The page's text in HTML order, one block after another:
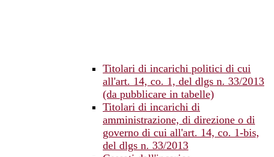
Titolari di incarichi politici di cui
all'art. 14, co. 1, del dlgs n. 33/2013
(da pubblicare in tabelle)
Titolari di incarichi di
amministrazione, di direzione o di
governo di cui all'art. 14, co. 1-bis,
del dlgs n. 33/2013